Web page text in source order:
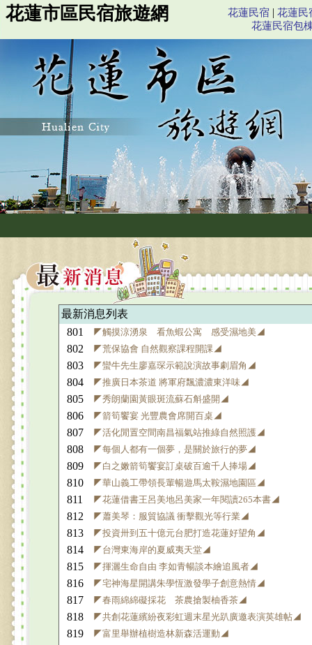
花蓮市區民宿旅遊網 花蓮民宿 | 花蓮民
花蓮民宿包
最新消息列表
801
◤觸摸涼湧泉 看魚蝦公寓 感受濕地美◢
802 ◤荒保協會 自然觀察課程開課◢
803 ◤蠻牛先生廖嘉琛示範說演故事劇眉角◢
804 ◤推廣日本茶道 將軍府飄濃濃東洋味◢
805 ◤秀朗蘭園黃眼斑流蘇石斛盛開◢
806 ◤箭筍饗宴 光豐農會席開百桌◢
807 ◤活化閒置空間南昌福氣站推綠自然照護◢
808 ◤每個人都有一個夢，是關於旅行的夢◢
809 ◤白之嫩箭筍饗宴訂桌破百逾千人捧場◢
810 ◤華山義工帶領長輩暢遊馬太鞍濕地園區◢
811 ◤花蓮借書王呂美地呂美家一年閱讀265本書◢
812 ◤蕭美琴：服貿協議 衝擊觀光等行業◢
813 ◤投資卅到五十億元台肥打造花蓮好望角◢
814 ◤台灣東海岸的夏威夷天堂◢
815 ◤揮灑生命自由 李如青暢談本繪追風者◢
816 ◤宅神海星開講朱學恆激發學子創意熱情◢
817 ◤春雨綿綿礙採花 茶農搶製柚香茶◢
818 ◤共創花蓮繽紛夜彩虹週末星光趴廣邀表演英雄帖◢
819 ◤富里舉辦植樹造林新森活運動◢